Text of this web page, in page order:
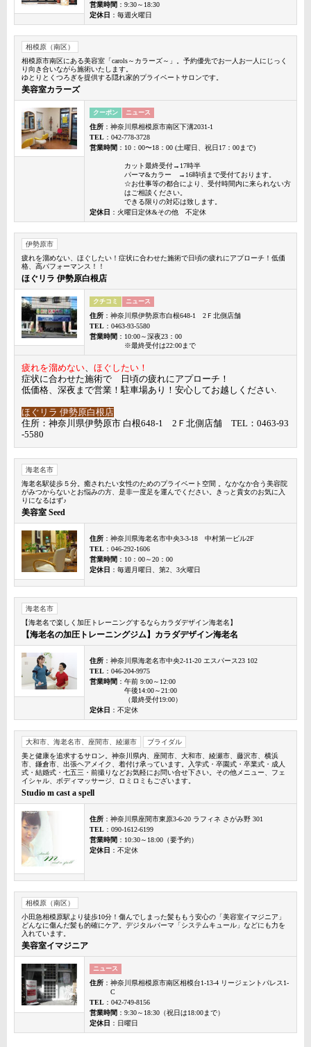
営業時間 ：9:30～18:30
定休日 ：毎週火曜日
相模原（南区）
相模原市南区にある美容室「carols～カラーズ～」。予約優先でお一人お一人にじっく
り向き合いながら施術いたします。
ゆとりとくつろぎを提供する隠れ家的プライベートサロンです。
美容室カラーズ
クーポン ニュース
住所 ：神奈川県相模原市南区下溝2031-1
TEL ：042-778-3728
営業時間 ：10：00〜18：00 (土曜日、祝日17：00まで)
カット最終受付→17時半
パーマ&カラー →16時頃まで受付ております。
☆お仕事等の都合により、受付時間内に来られない方
はご相談ください。
できる限りの対応は致します。
定休日 ：火曜日定休&その他 不定休
伊勢原市
疲れを溜めない、ほぐしたい！症状に合わせた施術で日頃の疲れにアプローチ！低価
格、高パフォーマンス！！
ほぐリラ 伊勢原白根店
クチコミ ニュース
住所 ：神奈川県伊勢原市白根648-1 2Ｆ北側店舗
TEL ：0463-93-5580
営業時間 ：10:00～深夜23：00
※最終受付は22:00まで
疲れを溜めない、 ほぐしたい！
症状に合わせた施術で 日頃の疲れにアプローチ！
低価格、深夜まで営業！駐車場あり！安心してお越しください.
ほぐリラ 伊勢原白根店
住所：神奈川県伊勢原市 白根648-1 2Ｆ北側店舗 TEL：0463-93
-5580
海老名市
海老名駅徒歩５分。癒されたい女性のためのプライベート空間 。なかなか合う美容院
がみつからないとお悩みの方、是非一度足を運んでください。きっと貴女のお気に入
りになるはず♪
美容室 Seed
住所 ：神奈川県海老名市中央3-3-18 中村第一ビル2F
TEL ：046-292-1606
営業時間 ：10：00～20：00
定休日 ：毎週月曜日、第2、3火曜日
海老名市
【海老名で楽しく加圧トレーニングするならカラダデザイン海老名】
【海老名の加圧トレーニングジム】カラダデザイン海老名
住所 ：神奈川県海老名市中央2-11-20 エスパース23 102
TEL ：046-204-9975
営業時間 ：午前 9:00～12:00
午後14:00～21:00
（最終受付19:00）
定休日 ：不定休
大和市、海老名市、座間市、綾瀬市
ブライダル
美と健康を追求するサロン。神奈川県内、座間市、大和市、綾瀬市、藤沢市、横浜
市、鎌倉市、出張ヘアメイク、着付け承っています。入学式・卒園式・卒業式・成人
式・結婚式・七五三・前撮りなどお気軽にお問い合せ下さい。その他メニュー、フェ
イシャル、ボディマッサージ、ロミロミもございます。
Studio m cast a spell
住所 ：神奈川県座間市東原3-6-20 ラフィネ さがみ野 301
TEL ：090-1612-6199
営業時間 ：10:30～18:00（要予約）
定休日 ：不定休
相模原（南区）
小田急相模原駅より徒歩10分！傷んでしまった髪ももう安心の「美容室イマジニア」
どんなに傷んだ髪も的確にケア。デジタルパーマ「システムキュール」などにも力を
入れています。
美容室イマジニア
ニュース
住所 ：神奈川県相模原市南区相模台1-13-4 リージェントパレス1-
C
TEL ：042-749-8156
営業時間 ：9:30～18:30（祝日は18:00まで）
定休日 ：日曜日